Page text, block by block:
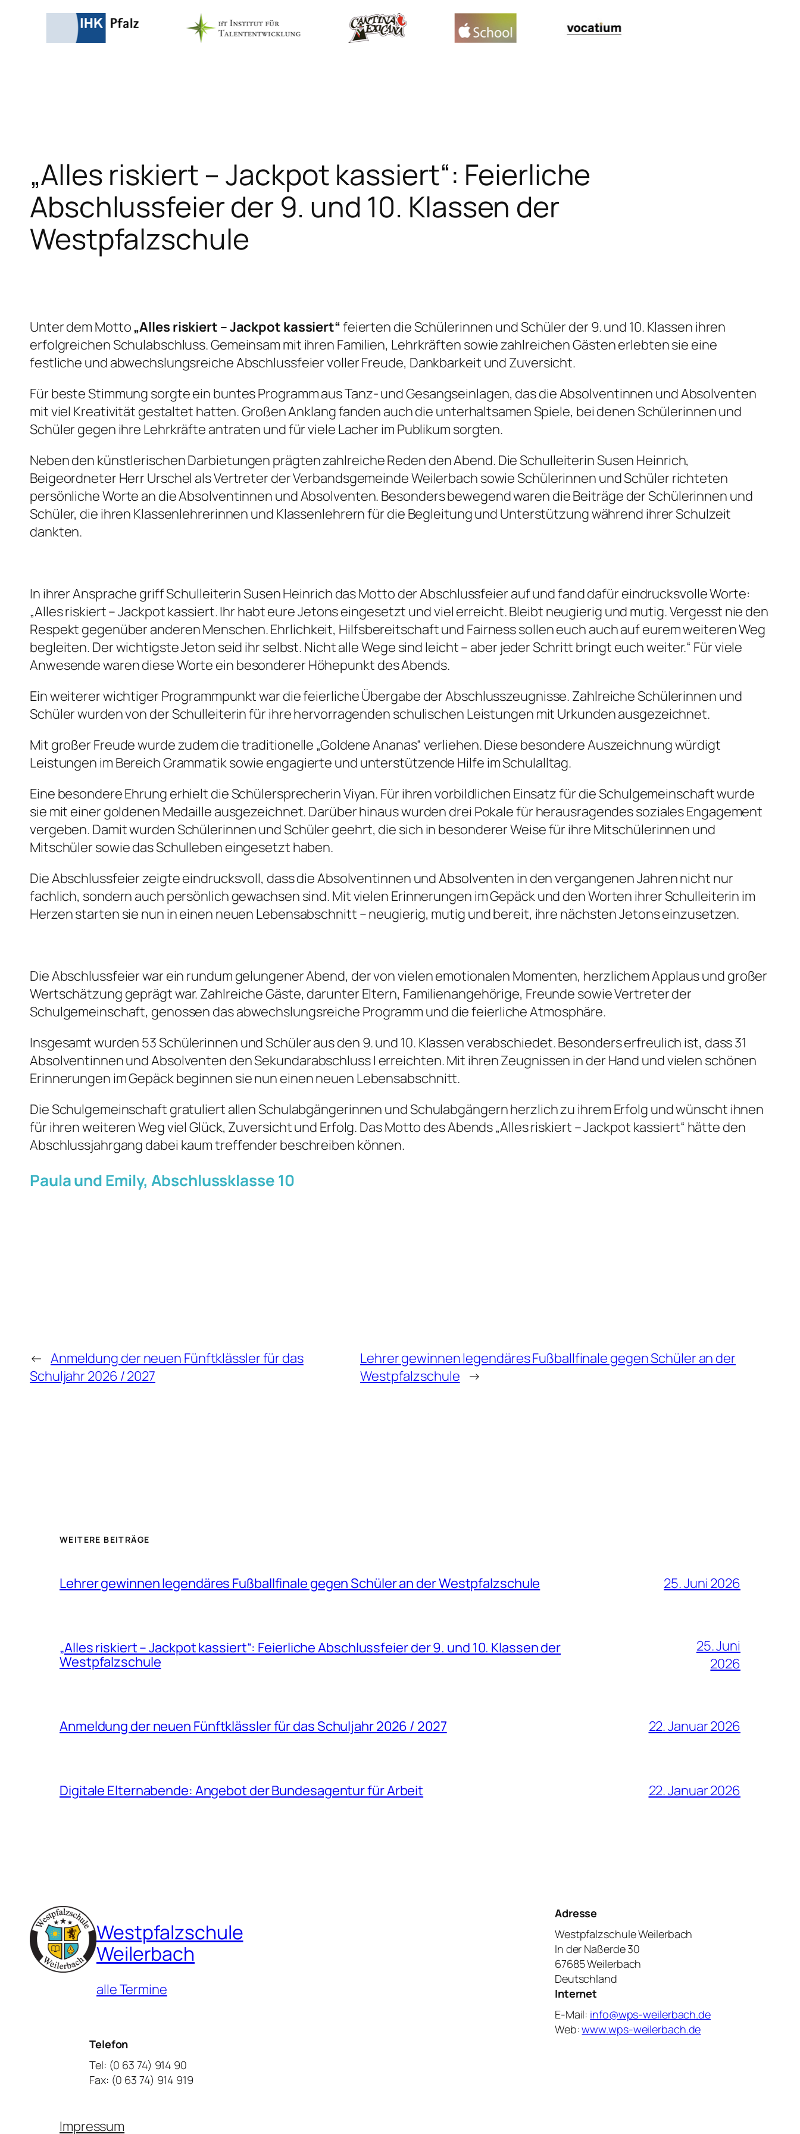
springen
„Alles riskiert – Jackpot kassiert“: Feierliche
Abschlussfeier der 9. und 10. Klassen der
Westpfalzschule
Unter dem Motto„Alles riskiert – Jackpot kassiert“feierten die Schülerinnen und Schüler der 9. und 10. Klassen ihren
erfolgreichen Schulabschluss. Gemeinsam mit ihren Familien, Lehrkräften sowie zahlreichen Gästen erlebten sie eine
festliche und abwechslungsreiche Abschlussfeier voller Freude, Dankbarkeit und Zuversicht.
Für beste Stimmung sorgte ein buntes Programm aus Tanz- und Gesangseinlagen, das die Absolventinnen und Absolventen
mit viel Kreativität gestaltet hatten. Großen Anklang fanden auch die unterhaltsamen Spiele, bei denen Schülerinnen und
Schüler gegen ihre Lehrkräfte antraten und für viele Lacher im Publikum sorgten.
Neben den künstlerischen Darbietungen prägten zahlreiche Reden den Abend. Die Schulleiterin Susen Heinrich,
Beigeordneter Herr Urschel als Vertreter der Verbandsgemeinde Weilerbach sowie Schülerinnen und Schüler richteten
persönliche Worte an die Absolventinnen und Absolventen. Besonders bewegend waren die Beiträge der Schülerinnen und
Schüler, die ihren Klassenlehrerinnen und Klassenlehrern für die Begleitung und Unterstützung während ihrer Schulzeit
dankten.
In ihrer Ansprache griff Schulleiterin Susen Heinrich das Motto der Abschlussfeier auf und fand dafür eindrucksvolle Worte:
„Alles riskiert – Jackpot kassiert. Ihr habt eure Jetons eingesetzt und viel erreicht. Bleibt neugierig und mutig. Vergesst nie den
Respekt gegenüber anderen Menschen. Ehrlichkeit, Hilfsbereitschaft und Fairness sollen euch auch auf eurem weiteren Weg
begleiten. Der wichtigste Jeton seid ihr selbst. Nicht alle Wege sind leicht – aber jeder Schritt bringt euch weiter.“ Für viele
Anwesende waren diese Worte ein besonderer Höhepunkt des Abends.
Ein weiterer wichtiger Programmpunkt war die feierliche Übergabe der Abschlusszeugnisse. Zahlreiche Schülerinnen und
Schüler wurden von der Schulleiterin für ihre hervorragenden schulischen Leistungen mit Urkunden ausgezeichnet.
Mit großer Freude wurde zudem die traditionelle „Goldene Ananas“ verliehen. Diese besondere Auszeichnung würdigt
Leistungen im Bereich Grammatik sowie engagierte und unterstützende Hilfe im Schulalltag.
Eine besondere Ehrung erhielt die Schülersprecherin Viyan. Für ihren vorbildlichen Einsatz für die Schulgemeinschaft wurde
sie mit einer goldenen Medaille ausgezeichnet. Darüber hinaus wurden drei Pokale für herausragendes soziales Engagement
vergeben. Damit wurden Schülerinnen und Schüler geehrt, die sich in besonderer Weise für ihre Mitschülerinnen und
Mitschüler sowie das Schulleben eingesetzt haben.
Die Abschlussfeier zeigte eindrucksvoll, dass die Absolventinnen und Absolventen in den vergangenen Jahren nicht nur
fachlich, sondern auch persönlich gewachsen sind. Mit vielen Erinnerungen im Gepäck und den Worten ihrer Schulleiterin im
Herzen starten sie nun in einen neuen Lebensabschnitt – neugierig, mutig und bereit, ihre nächsten Jetons einzusetzen.
Die Abschlussfeier war ein rundum gelungener Abend, der von vielen emotionalen Momenten, herzlichem Applaus und großer
Wertschätzung geprägt war. Zahlreiche Gäste, darunter Eltern, Familienangehörige, Freunde sowie Vertreter der
Schulgemeinschaft, genossen das abwechslungsreiche Programm und die feierliche Atmosphäre.
Insgesamt wurden 53 Schülerinnen und Schüler aus den 9. und 10. Klassen verabschiedet. Besonders erfreulich ist, dass 31
Absolventinnen und Absolventen den Sekundarabschluss I erreichten. Mit ihren Zeugnissen in der Hand und vielen schönen
Erinnerungen im Gepäck beginnen sie nun einen neuen Lebensabschnitt.
Die Schulgemeinschaft gratuliert allen Schulabgängerinnen und Schulabgängern herzlich zu ihrem Erfolg und wünscht ihnen
für ihren weiteren Weg viel Glück, Zuversicht und Erfolg. Das Motto des Abends „Alles riskiert – Jackpot kassiert“ hätte den
Abschlussjahrgang dabei kaum treffender beschreiben können.
Paula und Emily, Abschlussklasse 10
← Anmeldung der neuen Fünftklässler für das
Schuljahr 2026 / 2027
Lehrer gewinnen legendäres Fußballfinale gegen Schüler an der
Westpfalzschule →
WEITERE BEITRÄGE
Lehrer gewinnen legendäres Fußballfinale gegen Schüler an der Westpfalzschule 25. Juni 2026
„Alles riskiert – Jackpot kassiert“: Feierliche Abschlussfeier der 9. und 10. Klassen der
Westpfalzschule
25. Juni
2026
Anmeldung der neuen Fünftklässler für das Schuljahr 2026 / 2027 22. Januar 2026
Digitale Elternabende: Angebot der Bundesagentur für Arbeit 22. Januar 2026
Westpfalzschule
Weilerbach
alle Termine
Adresse
Westpfalzschule Weilerbach
In der Naßerde 30
67685 Weilerbach
Deutschland
Internet
E-Mail: info@wps-weilerbach.de
Web:www.wps-weilerbach.de
Telefon
Tel: (0 63 74) 914 90
Fax: (0 63 74) 914 919
Impressum